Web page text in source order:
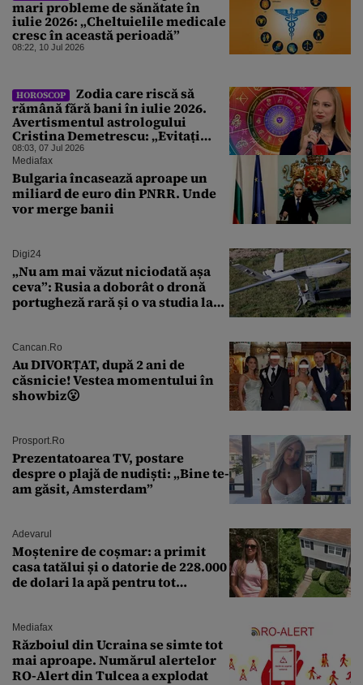
mari probleme de sănătate în
iulie 2026: „Cheltuielile medicale
cresc în această perioadă”
08:22, 10 Jul 2026
HOROSCOP
Zodia care riscă să
rămână fără bani în iulie 2026.
Avertismentul astrologului
Cristina Demetrescu: „Evitați
cheltuielile făcute pentru
aparențe!”
08:03, 07 Jul 2026
Mediafax
Bulgaria încasează aproape un
miliard de euro din PNRR. Unde
vor merge banii
Digi24
„Nu am mai văzut niciodată așa
ceva”: Rusia a doborât o dronă
portugheză rară și o va studia la
Cancan.ro
Au DIVORȚAT, după 2 ani de
căsnicie! Vestea momentului în
showbiz😮
Prosport.ro
Prezentatoarea TV, postare
despre o plajă de nudiști: „Bine te-
am găsit, Amsterdam”
Adevarul
Moștenire de coșmar: a primit
casa tatălui și o datorie de 228.000
de dolari la apă pentru tot
Mediafax
Războiul din Ucraina se simte tot
mai aproape. Numărul alertelor
RO-Alert din Tulcea a explodat